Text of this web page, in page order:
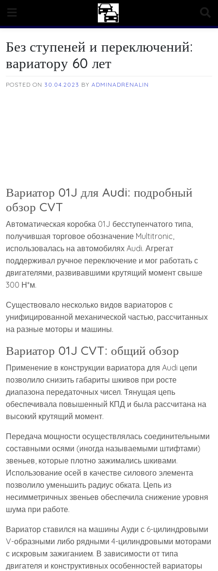
content
Без ступеней и переключений:
вариатору 60 лет
POSTED ON 30.04.2023 BY ADMINADRENALIN
Вариатор 01J для Audi: подробный
обзор CVT
Автоматическая коробка 01J бесступенчатого типа,
получившая торговое обозначение Multitronic,
использовалась на автомобилях Audi. Агрегат
поддерживал ручное переключение и мог работать с
двигателями, развивавшими крутящий момент свыше
300 Н*м.
Существовало несколько видов вариаторов с
унифицированной механической частью, рассчитанных
на разные моторы и машины.
Вариатор 01J CVT: общий обзор
Применение в конструкции вариатора для Audi цепи
позволило снизить габариты шкивов при росте
диапазона передаточных чисел. Тянущая цепь
обеспечивала повышенный КПД и была рассчитана на
высокий крутящий момент.
Передача мощности осуществлялась соединительными
составными осями (иногда называемыми штифтами)
звеньев, которые плотно зажимались шкивами.
Использование осей в качестве силового элемента
позволило уменьшить радиус обката. Цепь из
несимметричных звеньев обеспечила снижение уровня
шума при работе.
Вариатор ставился на машины Ауди с 6-цилиндровыми
V-образными либо рядными 4-цилиндровыми моторами
с искровым зажиганием. В зависимости от типа
двигателя и конструктивных особенностей вариаторы